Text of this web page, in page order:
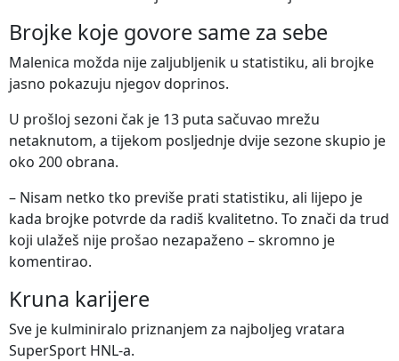
Brojke koje govore same za sebe
Malenica možda nije zaljubljenik u statistiku, ali brojke
jasno pokazuju njegov doprinos.
U prošloj sezoni čak je 13 puta sačuvao mrežu
netaknutom, a tijekom posljednje dvije sezone skupio je
oko 200 obrana.
– Nisam netko tko previše prati statistiku, ali lijepo je
kada brojke potvrde da radiš kvalitetno. To znači da trud
koji ulažeš nije prošao nezapaženo – skromno je
komentirao.
Kruna karijere
Sve je kulminiralo priznanjem za najboljeg vratara
SuperSport HNL-a.